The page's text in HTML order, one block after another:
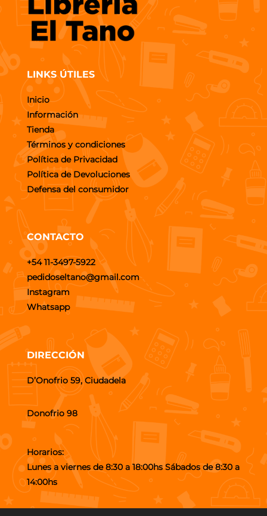
LINKS ÚTILES
Inicio
Información
Tienda
Términos y condiciones
Política de Privacidad
Política de Devoluciones
Defensa del consumidor
CONTACTO
+54 11-3497-5922
pedidoseltano@gmail.com
Instagram
Whatsapp
DIRECCIÓN
D’Onofrio 59, Ciudadela
Donofrio 98
Horarios:
Lunes a viernes de 8:30 a 18:00hs Sábados de 8:30 a
14:00hs